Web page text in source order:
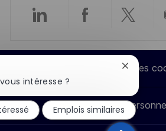
Partager
via
LinkedIn
Partager
via
Facebook
via
Paramètres des
Données
intéresse ?
Fermer
notification
du
chatbot
Emplois similaires